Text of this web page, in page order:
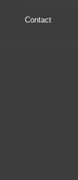
Contact